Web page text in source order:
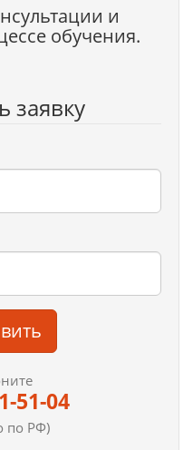
и
обучения.
заявку
51-04
по РФ)